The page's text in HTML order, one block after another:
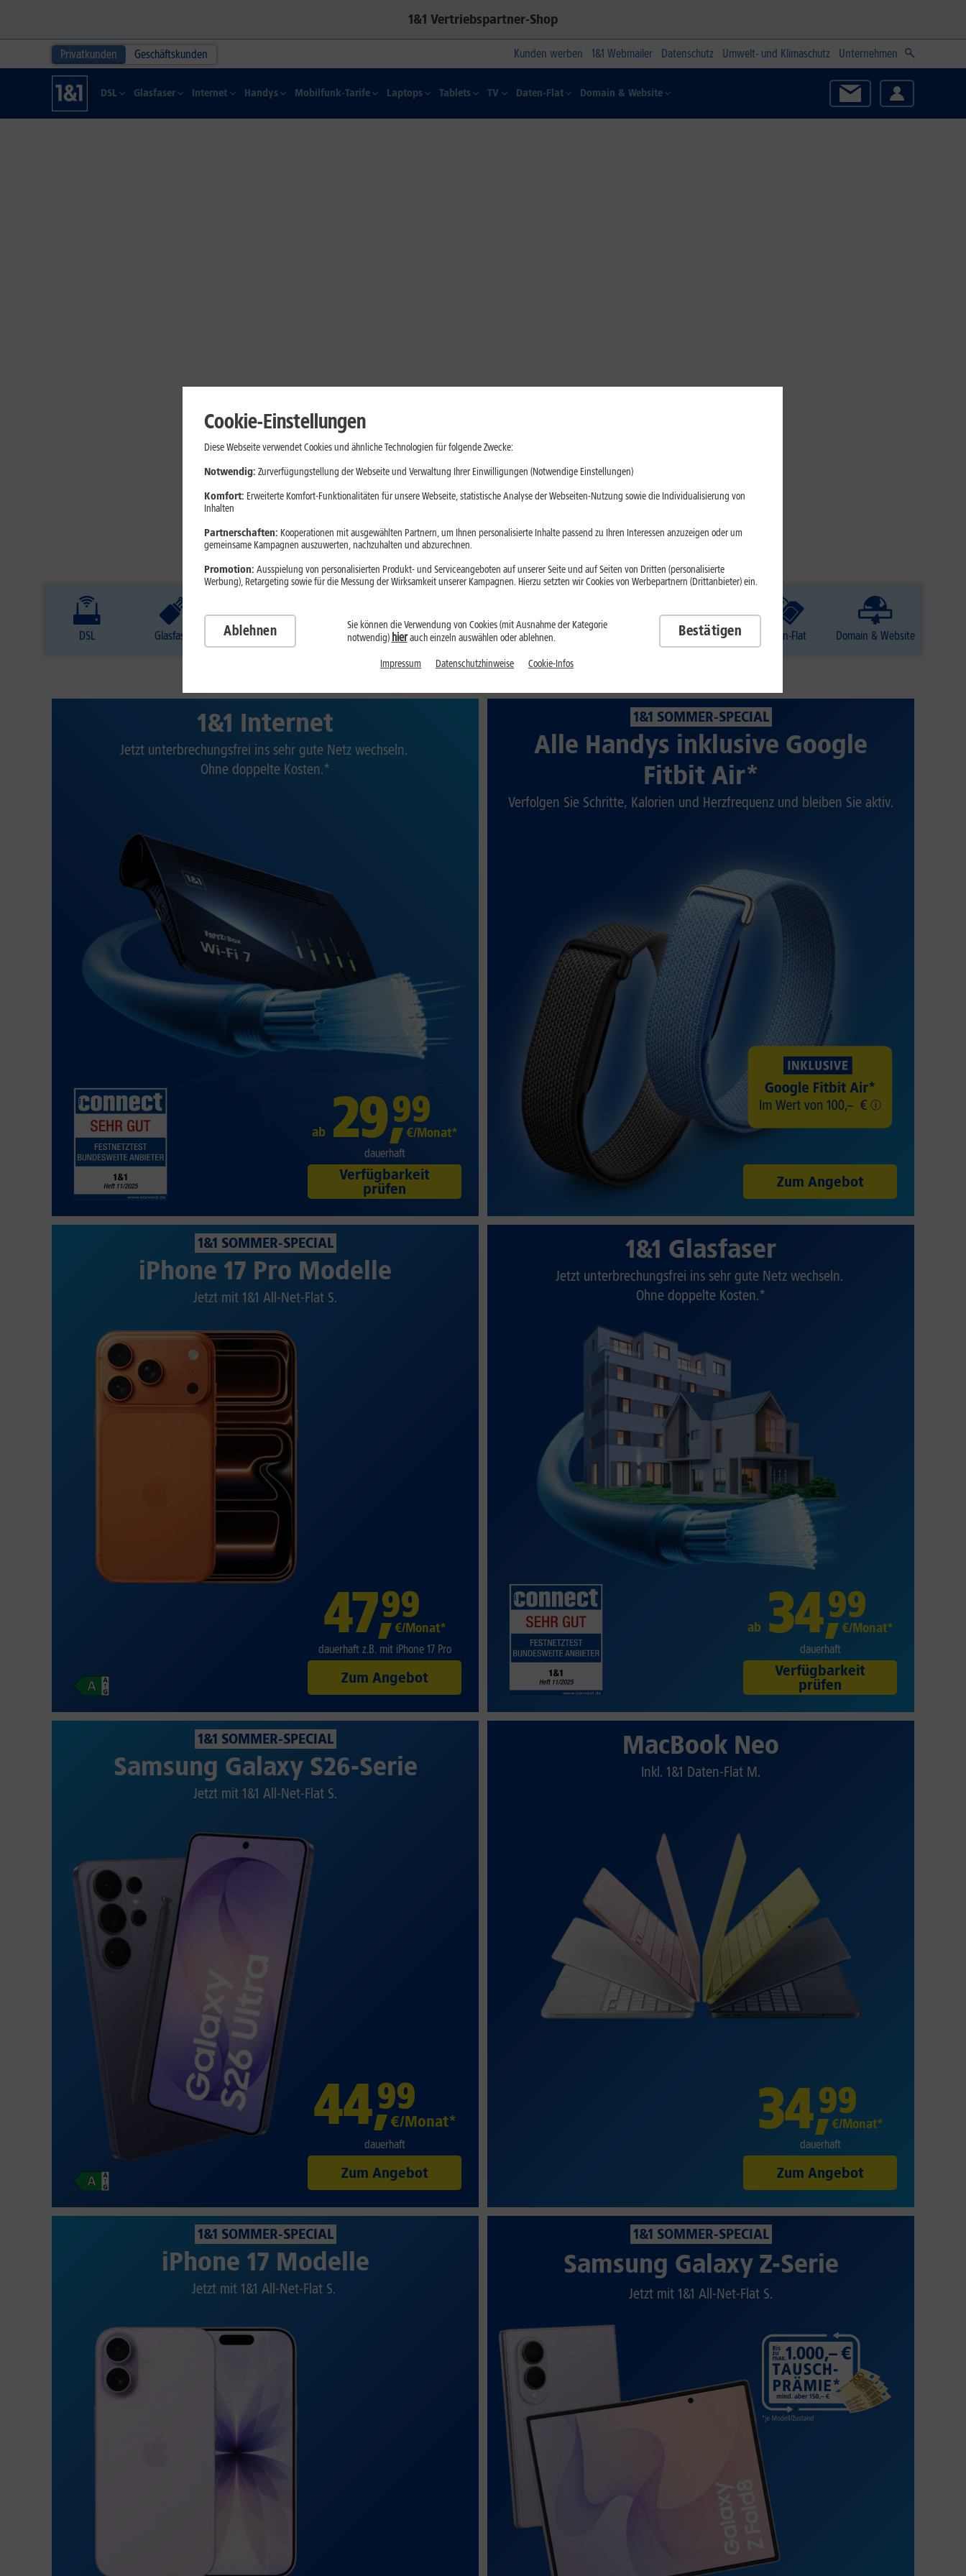
1&1 Vertriebspartner-Shop
Privatkunden Geschäftskunden Kunden werben 1&1 Webmailer Datenschutz Umwelt- und Klimaschutz Unternehmen
DSL Glasfaser Internet Handys Mobilfunk-Tarife Laptops Tablets TV Daten-Flat Domain & Website
DSL Glasfaser Internet Handys Mobilfunk-Tarife Laptops TV Daten-Flat Domain & Website
1&1 Internet
Jetzt unterbrechungsfrei ins sehr gute Netz wechseln.
Ohne doppelte Kosten.*
ab 29,99
€/Monat*
dauerhaft
Verfügbarkeit
prüfen
1&1 SOMMER-SPECIAL
Alle Handys inklusive Google
Fitbit Air*
Verfolgen Sie Schritte, Kalorien und Herzfrequenz und bleiben Sie aktiv.
Zum Angebot
1&1 SOMMER-SPECIAL
iPhone 17 Pro Modelle
Jetzt mit 1&1 All-Net-Flat S.
47,99
€/Monat*
dauerhaft z.B. mit iPhone 17 Pro
Zum Angebot
1&1 Glasfaser
Jetzt unterbrechungsfrei ins sehr gute Netz wechseln.
Ohne doppelte Kosten.*
ab 34,99
€/Monat*
dauerhaft
Verfügbarkeit
prüfen
1&1 SOMMER-SPECIAL
Samsung Galaxy S26-Serie
Jetzt mit 1&1 All-Net-Flat S.
44,99
€/Monat*
dauerhaft
Zum Angebot
MacBook Neo
Inkl. 1&1 Daten-Flat M.
34,99
€/Monat*
dauerhaft
Zum Angebot
1&1 SOMMER-SPECIAL
iPhone 17 Modelle
Jetzt mit 1&1 All-Net-Flat S.
1&1 SOMMER-SPECIAL
Samsung Galaxy Z-Serie
Jetzt mit 1&1 All-Net-Flat S.
Cookie-Einstellungen
Diese Webseite verwendet Cookies und ähnliche Technologien für folgende Zwecke:
Notwendig: Zurverfügungstellung der Webseite und Verwaltung Ihrer Einwilligungen (Notwendige Einstellungen)
Komfort: Erweiterte Komfort-Funktionalitäten für unsere Webseite, statistische Analyse der Webseiten-Nutzung sowie die Individualisierung von
Inhalten
Partnerschaften: Kooperationen mit ausgewählten Partnern, um Ihnen personalisierte Inhalte passend zu Ihren Interessen anzuzeigen oder um
gemeinsame Kampagnen auszuwerten, nachzuhalten und abzurechnen.
Promotion: Ausspielung von personalisierten Produkt- und Serviceangeboten auf unserer Seite und auf Seiten von Dritten (personalisierte
Werbung), Retargeting sowie für die Messung der Wirksamkeit unserer Kampagnen. Hierzu setzten wir Cookies von Werbepartnern (Drittanbieter) ein.
Ablehnen
Sie können die Verwendung von Cookies (mit Ausnahme der Kategorie
notwendig) hierauch einzeln auswählen oder ablehnen. Bestätigen
Impressum Datenschutzhinweise Cookie-Infos